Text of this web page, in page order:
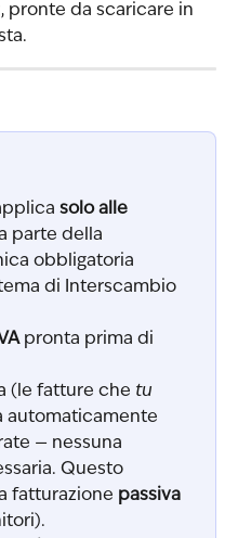
pronte da scaricare in
solo alle
parte della
obbligatoria
di Interscambio
pronta prima di
(le fatture che tu
automaticamente
— nessuna
Questo
fatturazione passiva